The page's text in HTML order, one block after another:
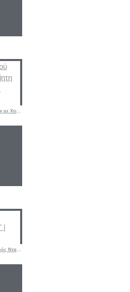
Σετ Βάπτισης Κοριτσιού Cherry Bow με Χειροποίητη Ζωγραφισμένη Βαλίτσα Τρόλεϊ
Ευχολόγιο Βάπτισης Αγοριού "Μικρός Νταής" | Χειροποίητο